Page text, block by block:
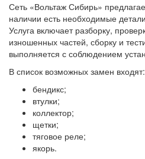
Сеть «Вольтаж Сибирь»
наличии есть необходимые
Услуга включает разборку,
изношенных частей, сборку и
выполняется с соблюдением
В список возможных замен входят:
бендикс;
втулки;
коллектор;
щетки;
тяговое реле;
якорь.